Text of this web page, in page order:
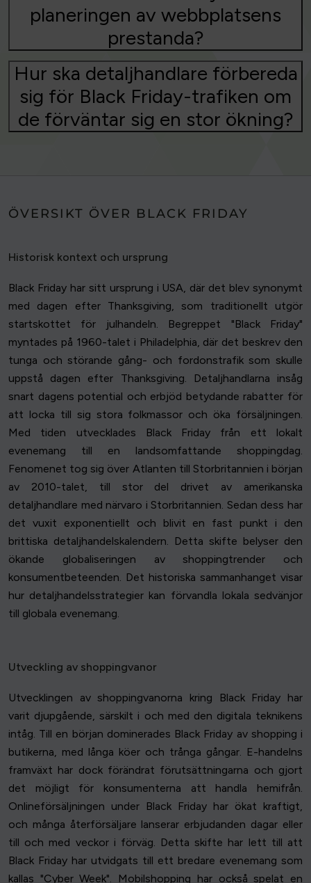
planeringen av webbplatsens
prestanda?
Hur ska detaljhandlare förbereda
sig för Black Friday-trafiken om
de förväntar sig en stor ökning?
ÖVERSIKT ÖVER BLACK FRIDAY
Historisk kontext och ursprung
Black Friday har sitt ursprung i USA, där det blev synonymt
med dagen efter Thanksgiving, som traditionellt utgör
startskottet för julhandeln. Begreppet "Black Friday"
myntades på 1960-talet i Philadelphia, där det beskrev den
tunga och störande gång- och fordonstrafik som skulle
uppstå dagen efter Thanksgiving. Detaljhandlarna insåg
snart dagens potential och erbjöd betydande rabatter för
att locka till sig stora folkmassor och öka försäljningen.
Med tiden utvecklades Black Friday från ett lokalt
evenemang till en landsomfattande shoppingdag.
Fenomenet tog sig över Atlanten till Storbritannien i början
av 2010-talet, till stor del drivet av amerikanska
detaljhandlare med närvaro i Storbritannien. Sedan dess har
det vuxit exponentiellt och blivit en fast punkt i den
brittiska detaljhandelskalendern. Detta skifte belyser den
ökande globaliseringen av shoppingtrender och
konsumentbeteenden. Det historiska sammanhanget visar
hur detaljhandelsstrategier kan förvandla lokala sedvänjor
till globala evenemang.
Utveckling av shoppingvanor
Utvecklingen av shoppingvanorna kring Black Friday har
varit djupgående, särskilt i och med den digitala teknikens
intåg. Till en början dominerades Black Friday av shopping i
butikerna, med långa köer och trånga gångar. E-handelns
framväxt har dock förändrat förutsättningarna och gjort
det möjligt för konsumenterna att handla hemifrån.
Onlineförsäljningen under Black Friday har ökat kraftigt,
och många återförsäljare lanserar erbjudanden dagar eller
till och med veckor i förväg. Detta skifte har lett till att
Black Friday har utvidgats till ett bredare evenemang som
kallas "Cyber Week". Mobilshopping har också spelat en